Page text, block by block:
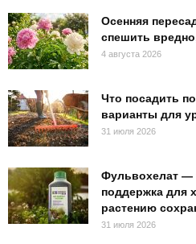
Осенняя
спешить
4 августа 2026
Что посадить
варианты для
31 июля 2026
Фульвохелат —
поддержка для
растению
31 июля 2026